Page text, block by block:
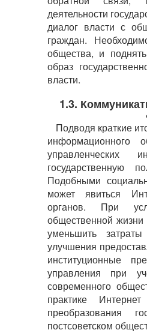
деятельности
диалог власти с
граждан.
общества, и
образ
власти.
1.3.
Подводя краткие
информационного
управленческих
государственную
Подобными
может явиться
органов. При
общественной жизни
уменьшить
улучшения
институционные
управления при
современного
практике
преобразования
постсоветском